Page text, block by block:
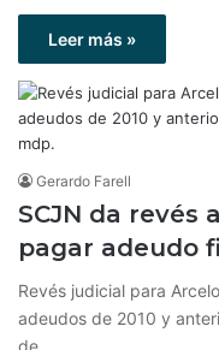
Leer más »
Gerardo Farell
SCJN da revés
pagar adeudo
Revés judicial para
adeudos de 2010 y
de…